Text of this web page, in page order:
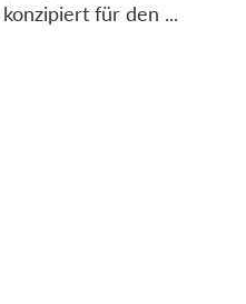
konzipiert für den ...